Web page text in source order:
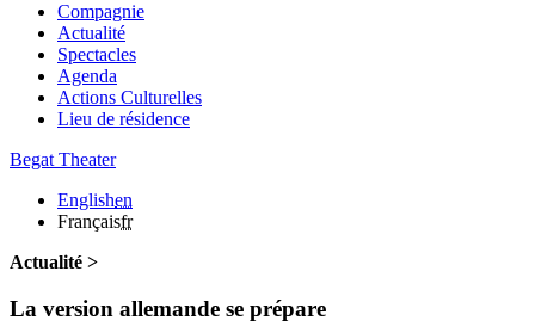
Compagnie
Actualité
Spectacles
Agenda
Actions Culturelles
Lieu de résidence
Begat Theater
Englishen
Françaisfr
Actualité >
La version allemande se prépare